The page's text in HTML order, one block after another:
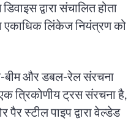
द्वारा संचालित होता
लिंकेज नियंत्रण को
बीम और डबल-रेल संरचना
त्रिकोणीय ट्रस संरचना है,
पैर स्टील पाइप द्वारा वेल्डेड